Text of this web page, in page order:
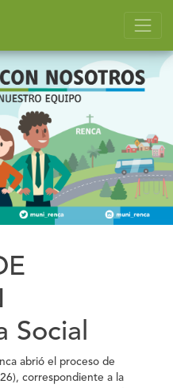
Social
abrió el proceso de
correspondiente a la